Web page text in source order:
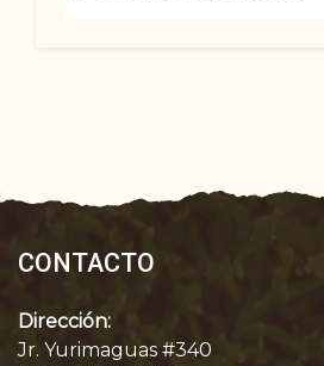
CONTACTO
Dirección:
Jr. Yurimaguas #340